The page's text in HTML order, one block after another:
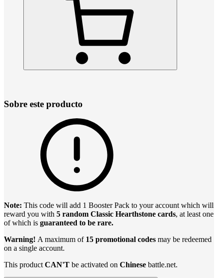
Sobre este producto
Note: This code will add 1 Booster Pack to your account which will
reward you with 5 random Classic Hearthstone cards, at least one
of which is guaranteed to be rare.
Warning! A maximum of 15 promotional codes may be redeemed
on a single account.
This product CAN'T be activated on Chinese battle.net.